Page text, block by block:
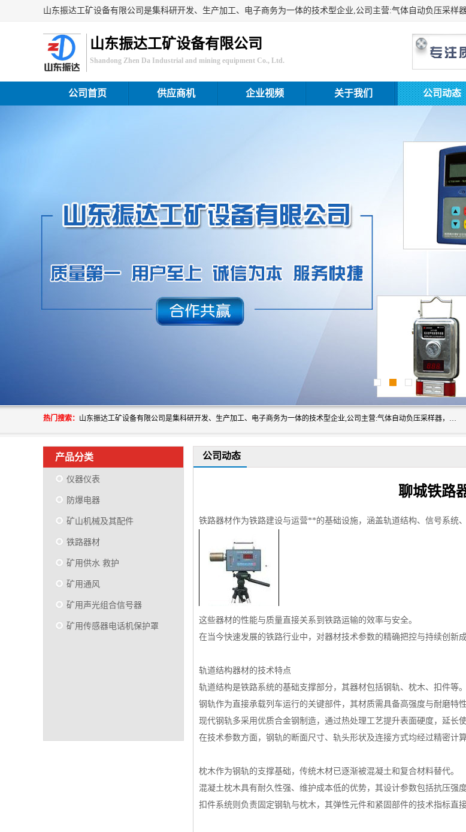
山东振达工矿设备有限公司
Shandong Zhen Da Industrial and mining equipment Co., Ltd.
公司首页 供应商机 企业视频 关于我们 公司动态
热门搜索： 山东振达工矿设备有限公司是集科研开发、生产加工、电子商务为一体的技术型企业,公司主营:气体自动负压采样器，矿灯,光干涉甲烷测定器及其校验仪,甲烷报警仪及其校验装置,甲烷传感器校验装置,粉尘校验装置,煤尘爆炸校验装置,高压水表,三点测径规,圆型规,钢规磨耗仪,第四种检查器,内距尺,轮径尺,样板等铁路配件仪表,矿用设备等产品.
产品分类
仪器仪表
防爆电器
矿山机械及其配件
铁路器材
矿用供水 救护
矿用通风
矿用声光组合信号器
矿用传感器电话机保护罩
公司动态
聊城铁路
铁路器材作为铁路建设与运营**的基础设施，涵盖轨道结构、信号系统
这些器材的性能与质量直接关系到铁路运输的效率与安全。
在当今快速发展的铁路行业中，对器材技术参数的精确把控与持续创新
轨道结构器材的技术特点
轨道结构是铁路系统的基础支撑部分，其器材包括钢轨、枕木、扣件等。
钢轨作为直接承载列车运行的关键部件，其材质需具备高强度与耐磨特性
现代钢轨多采用优质合金钢制造，通过热处理工艺提升表面硬度，延长使
在技术参数方面，钢轨的断面尺寸、轨头形状及连接方式均经过精密计
枕木作为钢轨的支撑基础，传统木材已逐渐被混凝土和复合材料替代。
混凝土枕木具有耐久性强、维护成本低的优势，其设计参数包括抗压强
扣件系统则负责固定钢轨与枕木，其弹性元件和紧固部件的技术指标直